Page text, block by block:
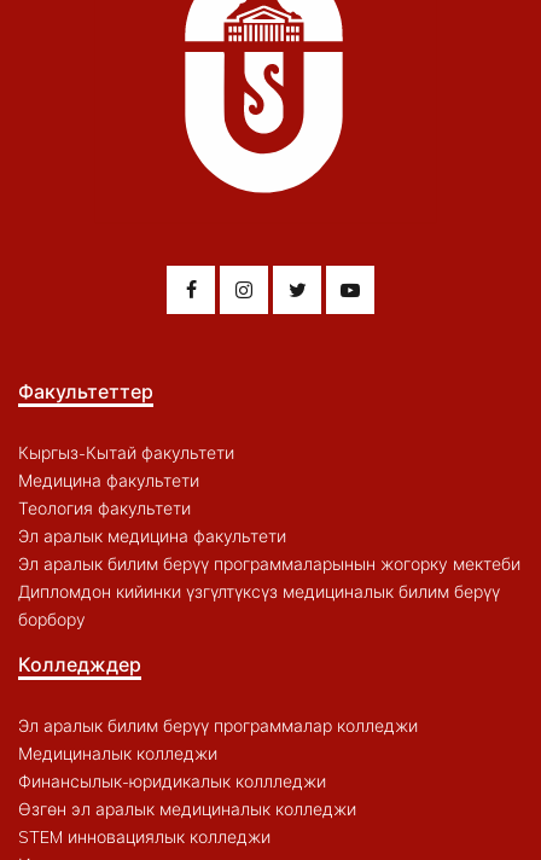
Факультеттер
Кыргыз-Кытай факультети
Медицина факультети
Теология факультети
Эл аралык медицина факультети
Эл аралык билим берүү программаларынын жогорку мектеби
Дипломдон кийинки үзгүлтүксүз медициналык билим берүү
борбору
Колледждер
Эл аралык билим берүү программалар колледжи
Медициналык колледжи
Финансылык-юридикалык коллледжи
Өзгөн эл аралык медициналык колледжи
STEM инновациялык колледжи